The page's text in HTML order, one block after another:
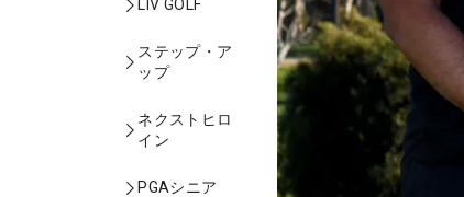
LIV GOLF
ステップ・ア
ップ
ネクストヒロ
イン
PGAシニア